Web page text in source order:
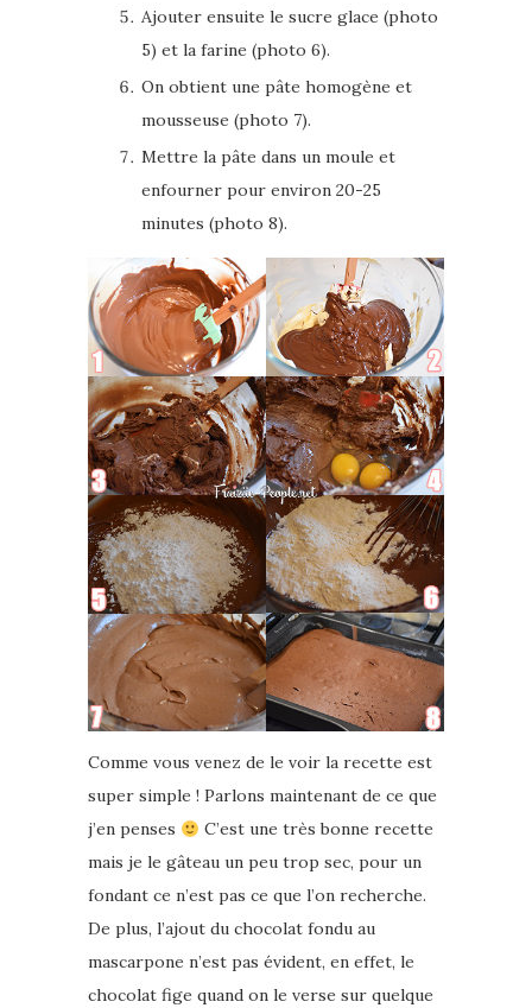
Ajouter ensuite le sucre glace (photo
5) et la farine (photo 6).
On obtient une pâte homogène et
mousseuse (photo 7).
Mettre la pâte dans un moule et
enfourner pour environ 20-25
minutes (photo 8).
Comme vous venez de le voir la recette est
super simple ! Parlons maintenant de ce que
j’en penses
C’est une très bonne recette
mais je le gâteau un peu trop sec, pour un
fondant ce n’est pas ce que l’on recherche.
De plus, l’ajout du chocolat fondu au
mascarpone n’est pas évident, en effet, le
chocolat fige quand on le verse sur quelque